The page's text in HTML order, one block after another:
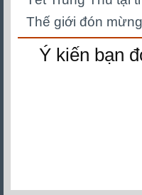
Thế giới đón
Ý kiến bạn